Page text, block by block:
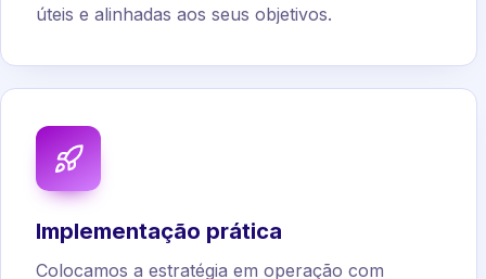
úteis e alinhadas aos seus objetivos.
Implementação prática
Colocamos a estratégia em operação com